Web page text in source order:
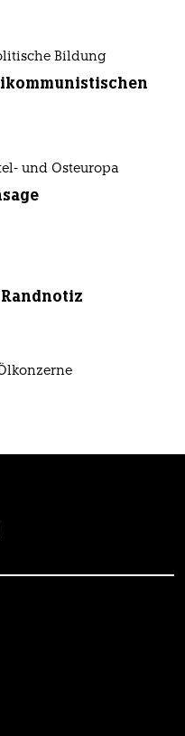
Bildung
und Osteuropa